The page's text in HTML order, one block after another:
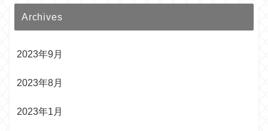
Archives
2023年9月
2023年8月
2023年1月